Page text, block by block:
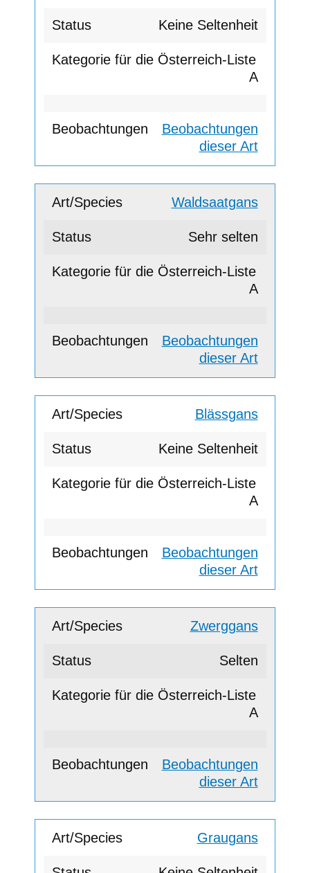
Keine Seltenheit
A
Beobachtungen
dieser Art
Waldsaatgans
Sehr selten
A
Beobachtungen
dieser Art
Blässgans
Keine Seltenheit
A
Beobachtungen
dieser Art
Zwerggans
Selten
A
Beobachtungen
dieser Art
Graugans